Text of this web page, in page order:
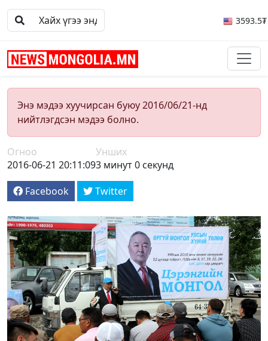
3593.5₮
Энэ мэдээ хуучирсан буюу 2016/06/21-нд
нийтлэгдсэн мэдээ болно.
Огноо
2016-06-21 20:11:09
Унших
3 минут 0 секунд
Facebook
Twitter